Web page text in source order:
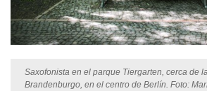
Saxofonista en el parque Tiergarten, cerca de
Brandenburgo, en el centro de Berlín. Foto: